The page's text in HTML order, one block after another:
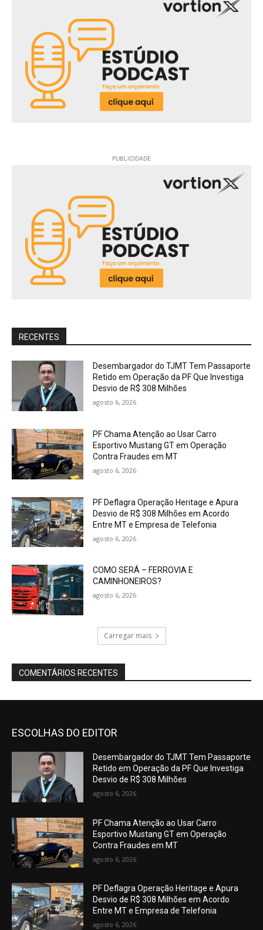
PUBLICIDADE
RECENTES
Desembargador do TJMT Tem Passaporte
Retido em Operação da PF Que Investiga
Desvio de R$ 308 Milhões
agosto 6, 2026
PF Chama Atenção ao Usar Carro
Esportivo Mustang GT em Operação
Contra Fraudes em MT
agosto 6, 2026
PF Deflagra Operação Heritage e Apura
Desvio de R$ 308 Milhões em Acordo
Entre MT e Empresa de Telefonia
agosto 6, 2026
COMO SERÁ – FERROVIA E
CAMINHONEIROS?
agosto 6, 2026
Carregar mais
COMENTÁRIOS RECENTES
ESCOLHAS DO EDITOR
Desembargador do TJMT Tem Passaporte
Retido em Operação da PF Que Investiga
Desvio de R$ 308 Milhões
agosto 6, 2026
PF Chama Atenção ao Usar Carro
Esportivo Mustang GT em Operação
Contra Fraudes em MT
agosto 6, 2026
PF Deflagra Operação Heritage e Apura
Desvio de R$ 308 Milhões em Acordo
Entre MT e Empresa de Telefonia
agosto 6, 2026